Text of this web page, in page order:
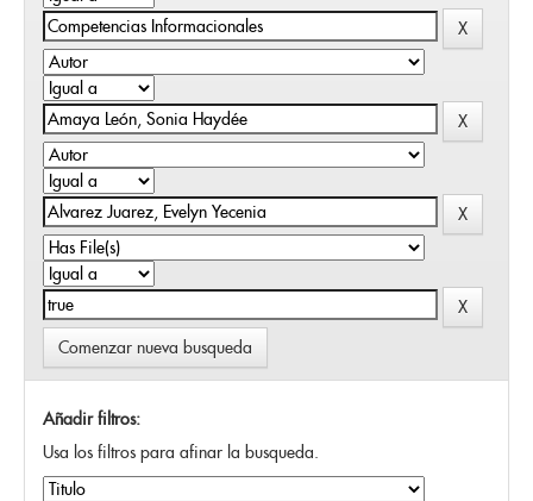
Comenzar nueva busqueda
Añadir filtros:
Usa los filtros para afinar la busqueda.